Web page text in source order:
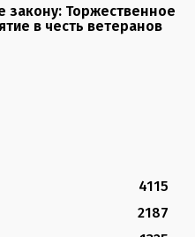
закону: Торжественное
в честь ветеранов
4115
2187